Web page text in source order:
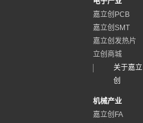
嘉立创PCB
嘉立创SMT
嘉立创发热片
立创商城
关于嘉立
创
机械产业
嘉立创FA